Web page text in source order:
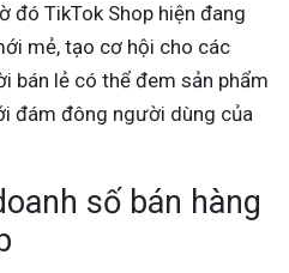
đó TikTok Shop hiện đang
mẻ, tạo cơ hội cho các
bán lẻ có thể đem sản phẩm
đám đông người dùng của
số bán hàng